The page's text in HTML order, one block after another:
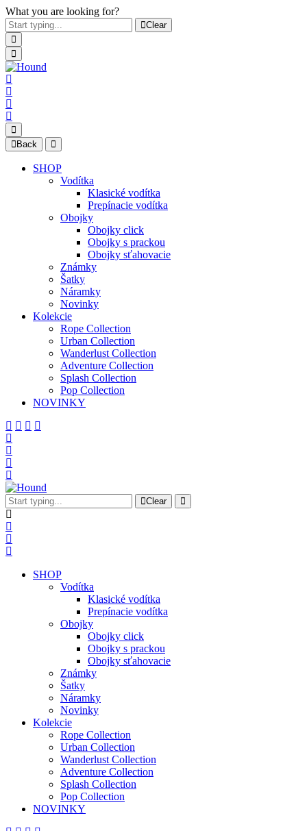
What you are looking for?
Clear
Back
SHOP
Vodítka
Klasické vodítka
Prepínacie vodítka
Obojky
Obojky click
Obojky s prackou
Obojky sťahovacie
Známky
Šatky
Náramky
Novinky
Kolekcie
Rope Collection
Urban Collection
Wanderlust Collection
Adventure Collection
Splash Collection
Pop Collection
NOVINKY
Clear
SHOP
Vodítka
Klasické vodítka
Prepínacie vodítka
Obojky
Obojky click
Obojky s prackou
Obojky sťahovacie
Známky
Šatky
Náramky
Novinky
Kolekcie
Rope Collection
Urban Collection
Wanderlust Collection
Adventure Collection
Splash Collection
Pop Collection
NOVINKY